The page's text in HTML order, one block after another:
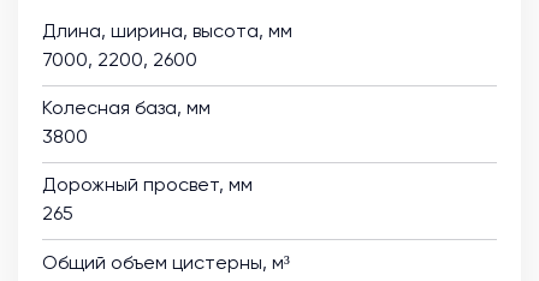
Длина, ширина, высота, мм
7000, 2200, 2600
Колесная база, мм
3800
Дорожный просвет, мм
265
Общий объем цистерны, м³